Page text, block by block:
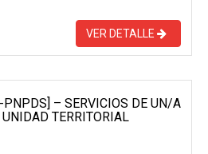
VER DETALLE
– SERVICIOS DE UN/A
TERRITORIAL